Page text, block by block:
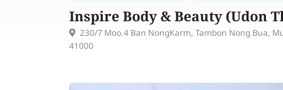
Inspire Body & Beauty (Udon
230/7 Moo.4 Ban NongKarm, Tambon Nong Bua,
41000